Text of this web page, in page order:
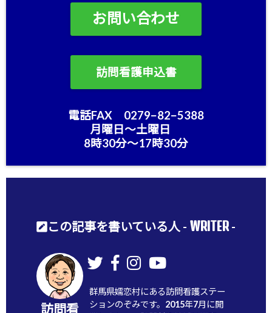
お問い合わせ
訪問看護申込書
電話FAX 0279−82−5388
月曜日〜土曜日
8時30分〜17時30分
この記事を書いている人 - WRITER-
訪問看
群馬県嬬恋村にある訪問看護ステー
ションのぞみです。2015年7月に開